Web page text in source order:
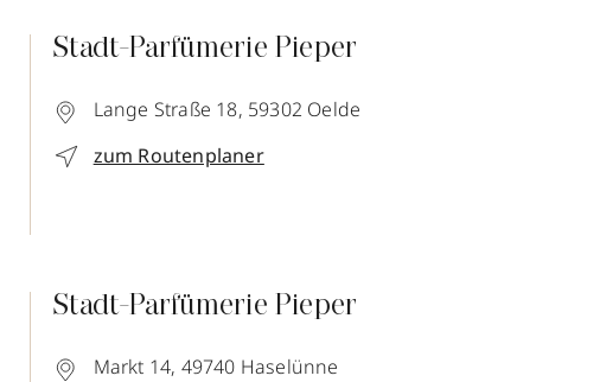
Stadt-Parfümerie Pieper
Lange Straße 18, 59302 Oelde
zum Routenplaner
Stadt-Parfümerie Pieper
Markt 14, 49740 Haselünne